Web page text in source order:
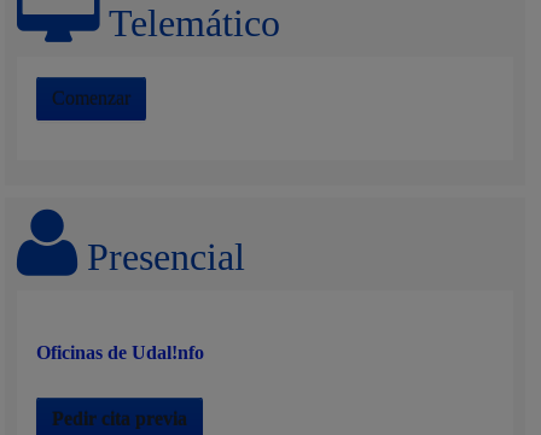
Telemático
Comenzar
Presencial
Oficinas de Udal!nfo
Pedir cita previa